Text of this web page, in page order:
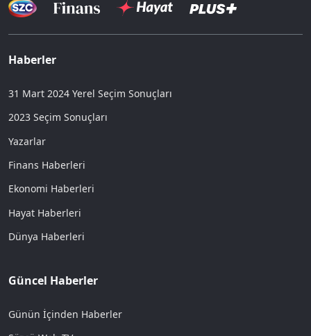
Haberler
31 Mart 2024 Yerel Seçim Sonuçları
2023 Seçim Sonuçları
Yazarlar
Finans Haberleri
Ekonomi Haberleri
Hayat Haberleri
Dünya Haberleri
Güncel Haberler
Günün İçinden Haberler